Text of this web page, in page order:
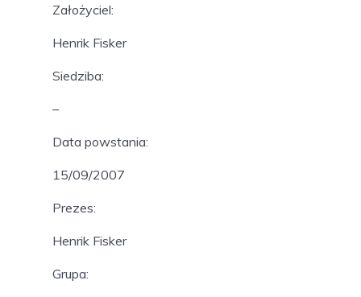
Założyciel:
Henrik Fisker
Siedziba:
–
Data powstania:
15/09/2007
Prezes:
Henrik Fisker
Grupa: